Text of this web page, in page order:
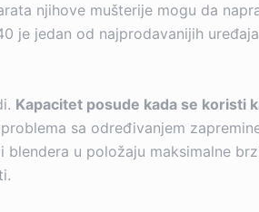
njihove mušterije mogu da
je jedan od najprodavanijih
Kapacitet posude kada se koristi
sa određivanjem
blendera u položaju maksimalne